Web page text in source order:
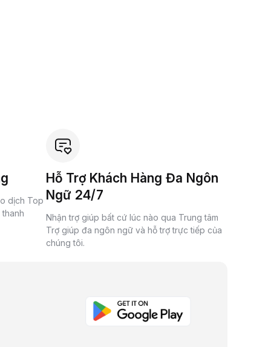
dịch Top
Hỗ Trợ Khách Hàng Đa Ngôn
Ngữ 24/7
Nhận trợ giúp bất cứ lúc nào qua Trung tâm
Trợ giúp đa ngôn ngữ và hỗ trợ trực tiếp của
chúng tôi.